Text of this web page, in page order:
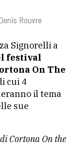
Rouvre
Signorelli a
festival
On The
cui 4
il tema
sue
Cortona On the